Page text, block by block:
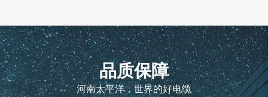
品质保障
河南太平洋，世界的好电缆